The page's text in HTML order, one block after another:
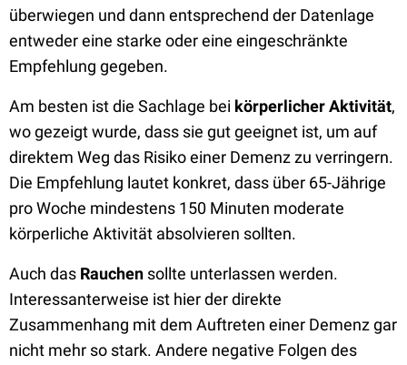
überwiegen und dann entsprechend der Datenlage
entweder eine starke oder eine eingeschränkte
Empfehlung gegeben.
Am besten ist die Sachlage bei körperlicher Aktivität,
wo gezeigt wurde, dass sie gut geeignet ist, um auf
direktem Weg das Risiko einer Demenz zu verringern.
Die Empfehlung lautet konkret, dass über 65-Jährige
pro Woche mindestens 150 Minuten moderate
körperliche Aktivität absolvieren sollten.
Auch das Rauchen sollte unterlassen werden.
Interessanterweise ist hier der direkte
Zusammenhang mit dem Auftreten einer Demenz gar
nicht mehr so stark. Andere negative Folgen des